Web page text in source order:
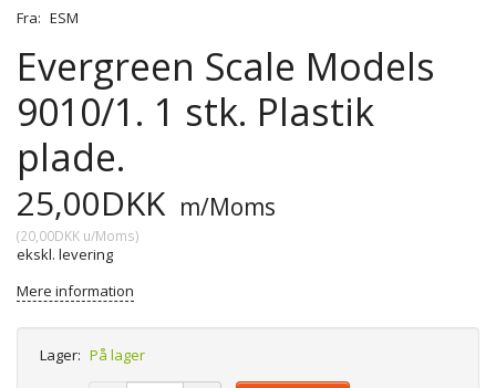
Fra: ESM
Evergreen Scale Models
9010/1. 1 stk. Plastik
plade.
25,00DKK m/Moms
(20,00DKK u/Moms)
ekskl. levering
Mere information
Lager: På lager